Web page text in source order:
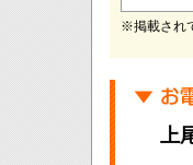
※掲載され
上